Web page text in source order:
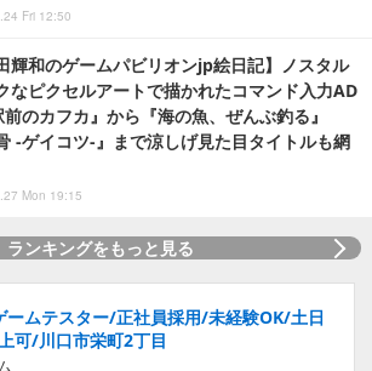
Fri 12:50
輝和のゲームパビリオンjp絵日記】ノスタル
なピクセルアートで描かれたコマンド入力AD
のカフカ』から『海の魚、ぜんぶ釣る』
-ゲイコツ-』まで涼しげ見た目タイトルも網
Mon 19:15
ランキングをもっと見る
ームテスター/正社員採用/未経験OK/土日
可/川口市栄町2丁目